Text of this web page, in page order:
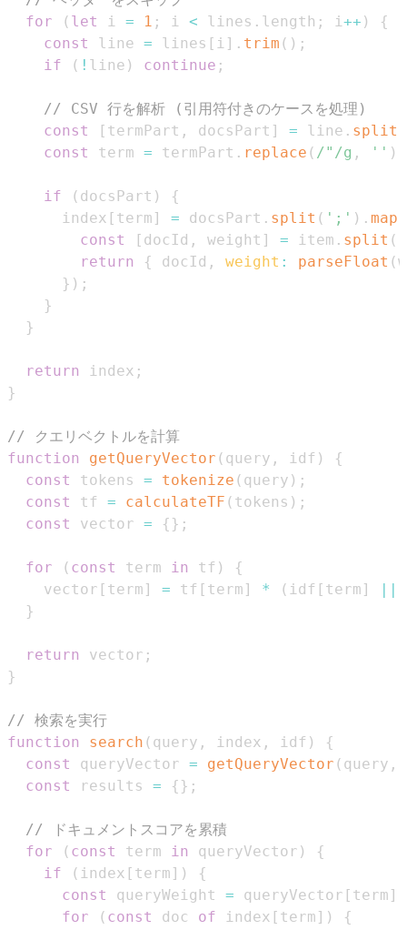
for
( let i = 1 ; i < lines . length ; i++ )
{
const
line = lines [ i ] . trim ( ) ;
if
( ! line ) continue ;
// CSV 行を解析 (引用符付きのケースを処理)
const
[ termPart , docsPart ] = line . split
const
term = termPart . replace ( /" /g , '' )
if ( docsPart )
{
      index
[ term ] = docsPart . split ( ';' ) . map
const
[ docId , weight ] = item . split (
return
{ docId , weight : parseFloat (
} ) ;
}
}
return index ;
}
// クエリベクトルを計算
function
getQueryVector ( query , idf )
{
const
tokens = tokenize ( query ) ;
const
tf = calculateTF ( tokens ) ;
const
vector = { } ;
for ( const term in tf )
{
    vector
[ term ] = tf [ term ] * ( idf [ term ]
}
return vector ;
}
// 検索を実行
function
search ( query , index , idf )
{
const
queryVector = getQueryVector ( query ,
const
results = { } ;
// ドキュメントスコアを累積
for
( const term in queryVector )
{
if
( index [ term ] )
{
const
queryWeight = queryVector [ term ]
for
( const doc of index [ term ] )
{